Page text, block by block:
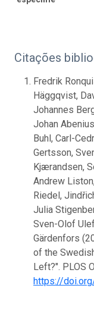
Citações
Fredrik
Häggqvist,
Johannes
Johan
Buhl, Carl-
Gertsson,
Kjærandsen,
Andrew
Riedel,
Julia
Sven-Olof
Gärdenfors
of the
Left?". PLOS
https://